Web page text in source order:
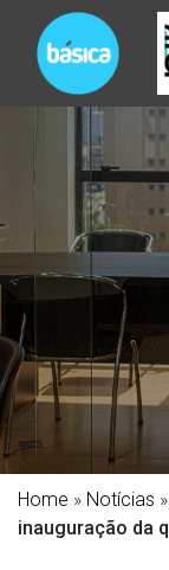
Home » Notícias »
inauguração da